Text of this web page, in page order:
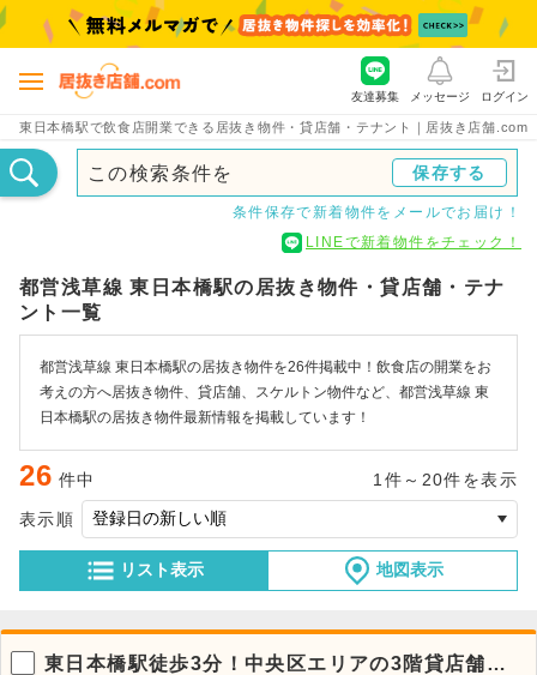
東日本橋駅で飲食店開業できる居抜き物件・貸店舗・テナント｜居抜き店舗.com
友達募集 メッセージ ログイン
この検索条件を 保存する
条件保存で新着物件をメールでお届け！
LINEで新着物件をチェック！
都営浅草線 東日本橋駅の居抜き物件・貸店舗・テナ
ント一覧
都営浅草線 東日本橋駅の居抜き物件を26件掲載中！飲食店の開業をお
考えの方へ居抜き物件、貸店舗、スケルトン物件など、都営浅草線 東
日本橋駅の居抜き物件最新情報を掲載しています！
26 件中 1件～20件を表示
リスト表示 地図表示
表示順
東日本橋駅徒歩3分！中央区エリアの3階貸店舗・